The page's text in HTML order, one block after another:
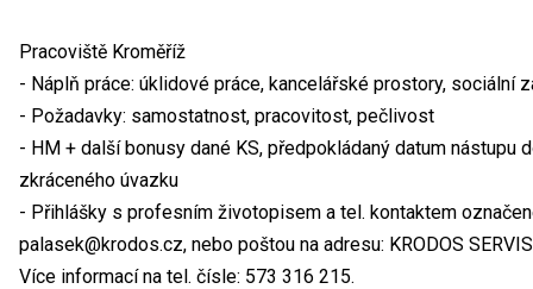
Pracoviště Kroměříž
- Náplň práce: úklidové práce, kancelářské prostory, sociální
- Požadavky: samostatnost, pracovitost, pečlivost
- HM + další bonusy dané KS, předpokládaný datum nástupu
zkráceného úvazku
- Přihlášky s profesním životopisem a tel. kontaktem
palasek@krodos.cz, nebo poštou na adresu: KRODOS
Více informací na tel. čísle: 573 316 215.